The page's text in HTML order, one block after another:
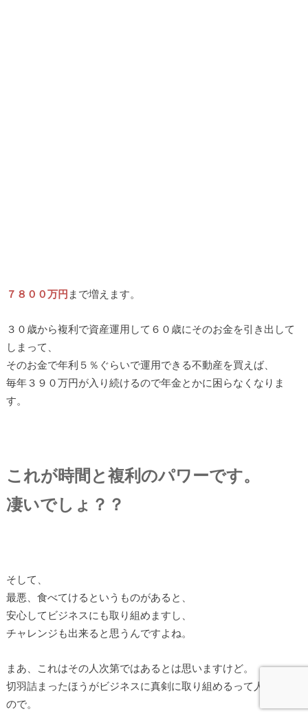
７８００万円 まで増えます。
３０歳から複利で資産運用して６０歳にそのお金を引き出して
しまって、
そのお金で年利５％ぐらいで運用できる不動産を買えば、
毎年３９０万円が入り続けるので年金とかに困らなくなりま
す。
これが時間と複利のパワーです。
凄いでしょ？？
そして、
最悪、食べてけるというものがあると、
安心してビジネスにも取り組めますし、
チャレンジも出来ると思うんですよね。
まあ、これはその人次第ではあるとは思いますけど。
切羽詰まったほうがビジネスに真剣に取り組めるって人もいる
ので。